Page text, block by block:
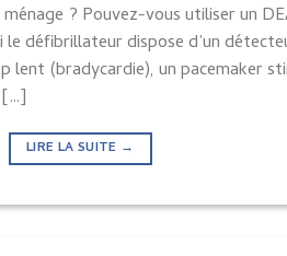
? Pouvez-vous utiliser un
défibrillateur dispose d’un
lent (bradycardie), un pacemaker
[…]
LIRE LA SUITE →